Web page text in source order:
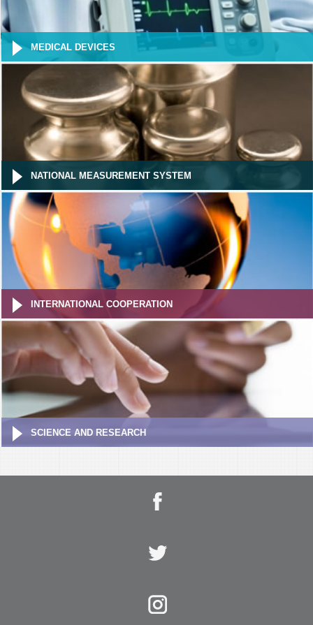
MEDICAL DEVICES
NATIONAL MEASUREMENT SYSTEM
INTERNATIONAL COOPERATION
SCIENCE AND RESEARCH